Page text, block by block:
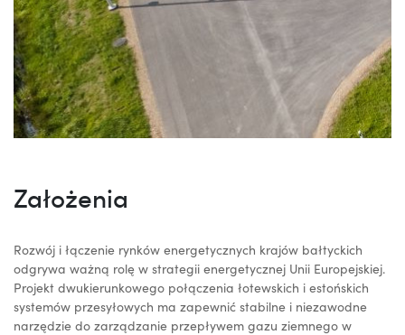
Założenia
Rozwój i łączenie rynków energetycznych krajów bałtyckich
odgrywa ważną rolę w strategii energetycznej Unii Europejskiej.
Projekt dwukierunkowego połączenia łotewskich i estońskich
systemów przesyłowych ma zapewnić stabilne i niezawodne
narzędzie do zarządzanie przepływem gazu ziemnego w